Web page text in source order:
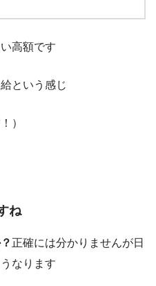
高額です
という感じ
）
ね
正確には分かりませんが日
なります